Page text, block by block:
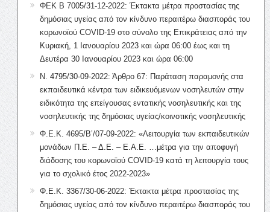
ΦΕΚ Β 7005/31-12-2022: Έκτακτα μέτρα προστασίας της
δημόσιας υγείας από τον κίνδυνο περαιτέρω διασποράς του
κορωνοϊού COVID-19 στο σύνολο της Επικράτειας από την
Κυριακή, 1 Ιανουαρίου 2023 και ώρα 06:00 έως και τη
Δευτέρα 30 Ιανουαρίου 2023 και ώρα 06:00
Ν. 4795/30-09-2022: Άρθρο 67: Παράταση παραμονής στα
εκπαιδευτικά κέντρα των ειδικευόμενων νοσηλευτών στην
ειδικότητα της επείγουσας εντατικής νοσηλευτικής και της
νοσηλευτικής της δημόσιας υγείας/κοινοτικής νοσηλευτικής
Φ.Ε.Κ. 4695/Β’/07-09-2022: «Λειτουργία των εκπαιδευτικών
μονάδων Π.Ε. – Δ.Ε. – Ε.Α.Ε. …μέτρα για την αποφυγή
διάδοσης του κορωνοϊού COVID-19 κατά τη λειτουργία τους
για το σχολικό έτος 2022-2023»
Φ.Ε.Κ. 3367/30-06-2022: Έκτακτα μέτρα προστασίας της
δημόσιας υγείας από τον κίνδυνο περαιτέρω διασποράς του